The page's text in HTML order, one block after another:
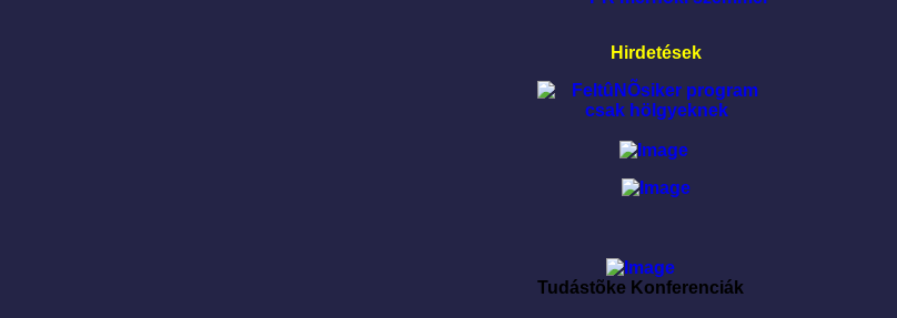
Hirdetések
Tudástõke Konferenciák